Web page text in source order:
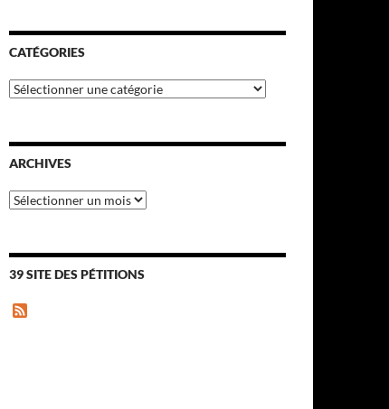
CATÉGORIES
Catégories
ARCHIVES
Archives
39 SITE DES PÉTITIONS